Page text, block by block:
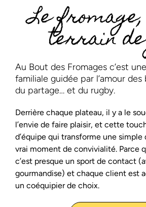
Le
terrain
Au Bout des Fromages c’est
familiale guidée par l’amour
du partage… et du rugby.
Derrière chaque plateau, il y a le
l’envie de faire plaisir, et cette
d’équipe qui transforme une simple
vrai moment de convivialité. Parce
c’est presque un sport de contact
gourmandise) et chaque client est
un coéquipier de choix.